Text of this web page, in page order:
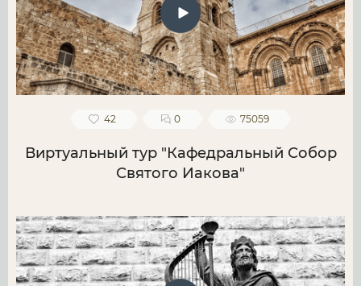
42 0 75059
Виртуальный тур "Кафедральный Собор
Святого Иакова"